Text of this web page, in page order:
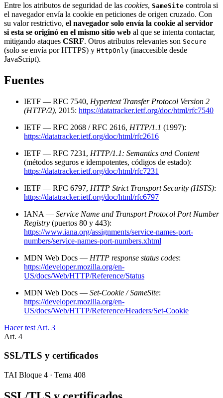
Entre los atributos de seguridad de las cookies, SameSite controla si
el navegador envía la cookie en peticiones de origen cruzado. Con
su valor restrictivo, el navegador solo envía la cookie al servidor
si esta se originó en el mismo sitio web al que se intenta contactar,
mitigando ataques CSRF. Otros atributos relevantes son Secure
(solo se envía por HTTPS) y HttpOnly (inaccesible desde
JavaScript).
Fuentes
IETF — RFC 7540, Hypertext Transfer Protocol Version 2
(HTTP/2), 2015: https://datatracker.ietf.org/doc/html/rfc7540
IETF — RFC 2068 / RFC 2616, HTTP/1.1 (1997):
https://datatracker.ietf.org/doc/html/rfc2616
IETF — RFC 7231, HTTP/1.1: Semantics and Content
(métodos seguros e idempotentes, códigos de estado):
https://datatracker.ietf.org/doc/html/rfc7231
IETF — RFC 6797, HTTP Strict Transport Security (HSTS):
https://datatracker.ietf.org/doc/html/rfc6797
IANA — Service Name and Transport Protocol Port Number
Registry (puertos 80 y 443):
https://www.iana.org/assignments/service-names-port-
numbers/service-names-port-numbers.xhtml
MDN Web Docs — HTTP response status codes:
https://developer.mozilla.org/en-
US/docs/Web/HTTP/Reference/Status
MDN Web Docs — Set-Cookie / SameSite:
https://developer.mozilla.org/en-
US/docs/Web/HTTP/Reference/Headers/Set-Cookie
Hacer test Art. 3
Art. 4
SSL/TLS y certificados
TAI Bloque 4 · Tema 408